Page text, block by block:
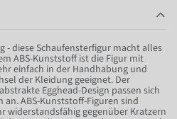
- diese Schaufensterfigur macht alles
ABS-Kunststoff ist die Figur mit
einfach in der Handhabung und
der Kleidung geeignet. Der
Egghead-Design passen sich
ABS-Kunststoff-Figuren sind
widerstandsfähig gegenüber Kratzern